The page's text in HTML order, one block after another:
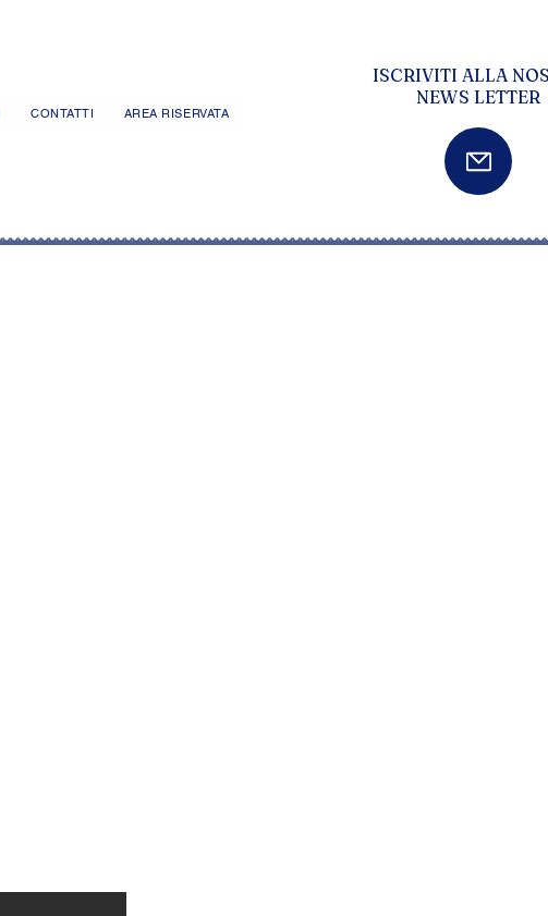
CONTATTI AREA RISERVATA
ISCRIVITI ALLA
NEWS LETTER